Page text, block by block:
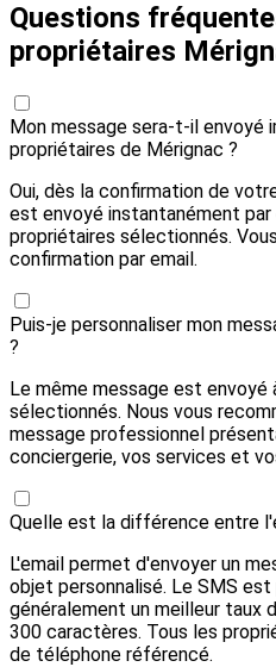
Questions
propriétaires
Mon message sera-t-il envoyé
propriétaires de Mérignac ?
Oui, dès la confirmation de
est envoyé instantanément par
propriétaires sélectionnés.
confirmation par email.
Puis-je personnaliser mon
?
Le même message est
sélectionnés. Nous vous
message professionnel
conciergerie, vos services et
Quelle est la différence entre
L'email permet d'envoyer un
objet personnalisé. Le SMS
généralement un meilleur taux
300 caractères. Tous les
de téléphone référencé.